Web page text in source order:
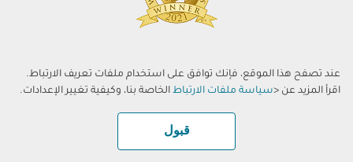
عند تصفح هذا الموقع، فإنك توافق على استخدام ملفات تعريف الارتباط.
اقرأ المزيد عن <سياسة ملفات الارتباط الخاصة بنا، وكيفية تغيير الإعدادات.
قبول